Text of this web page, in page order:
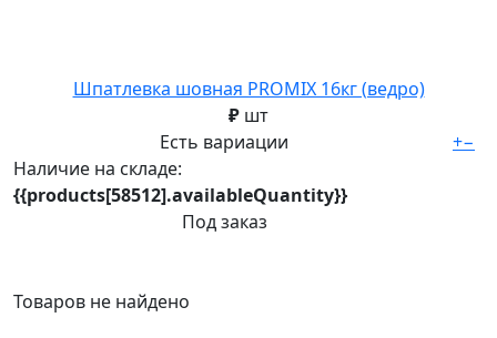
Шпатлевка шовная PROMIX 16кг (ведро)
₽ шт
Есть вариации
Наличие на складе:
{{products[58512].availableQuantity}}
Под заказ
+−
Товаров не найдено